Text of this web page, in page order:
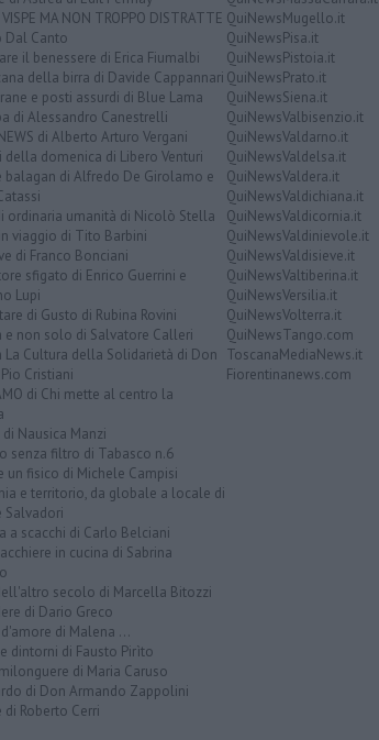
VISPE MA NON TROPPO DISTRATTE
Dal Canto
il benessere di Erica Fiumalbi
della birra di Davide Cappannari
e posti assurdi di Blue Lama
di Alessandro Canestrelli
di Alberto Arturo Vergani
della domenica di Libero Venturi
balagan di Alfredo De Girolamo e
ordinaria umanità di Nicolò Stella
viaggio di Tito Barbini
di Franco Bonciani
sfigato di Enrico Guerrini e
Lupi
di Gusto di Rubina Rovini
e non solo di Salvatore Calleri
La Cultura della Solidarietà di Don
Cristiani
di Chi mette al centro la
di Nausica Manzi
senza filtro di Tabasco n.6
un fisico di Michele Campisi
e territorio, da globale a locale di
Salvadori
a scacchi di Carlo Belciani
in cucina di Sabrina
secolo di Marcella Bitozzi
di Dario Greco
di Malena ...
dintorni di Fausto Pirìto
di Maria Caruso
di Don Armando Zappolini
di Roberto Cerri
QuiNewsMugello.it
QuiNewsPisa.it
QuiNewsPistoia.it
QuiNewsPrato.it
QuiNewsSiena.it
QuiNewsValbisenzio.it
QuiNewsValdarno.it
QuiNewsValdelsa.it
QuiNewsValdera.it
QuiNewsValdichiana.it
QuiNewsValdicornia.it
QuiNewsValdinievole.it
QuiNewsValdisieve.it
QuiNewsValtiberina.it
QuiNewsVersilia.it
QuiNewsVolterra.it
QuiNewsTango.com
ToscanaMediaNews.it
Fiorentinanews.com